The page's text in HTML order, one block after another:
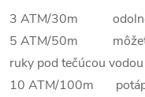
3 ATM/30m odolné
5 ATM/50m môžete
ruky pod tečúcou vodou
10 ATM/100m